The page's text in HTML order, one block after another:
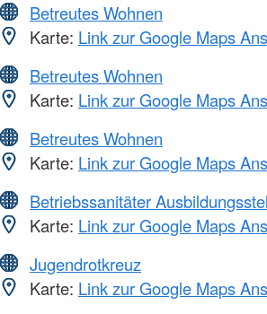
Betreutes Wohnen
Karte: Link zur Google Maps
Betreutes Wohnen
Karte: Link zur Google Maps
Betreutes Wohnen
Karte: Link zur Google Maps
Betriebssanitäter
Karte: Link zur Google Maps
Jugendrotkreuz
Karte: Link zur Google Maps